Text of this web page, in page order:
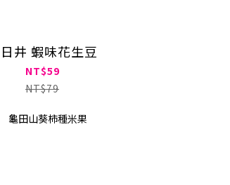
井 蝦味花生豆
NT$59
NT$79